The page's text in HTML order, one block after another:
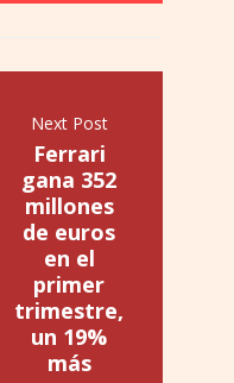
Next Post
Ferrari
gana 352
millones
de euros
en el
primer
trimestre,
un 19%
más